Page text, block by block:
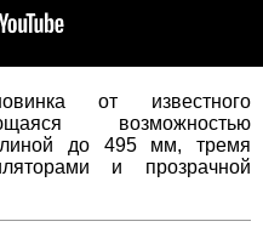
от известного
возможностью
до 495 мм, тремя
и прозрачной